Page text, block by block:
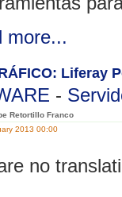
more...
Liferay
-
Retortillo Franco
2013 00:00
no